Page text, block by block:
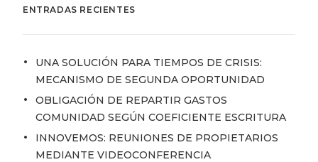
ENTRADAS RECIENTES
UNA SOLUCIÓN PARA TIEMPOS DE CRISIS:
MECANISMO DE SEGUNDA OPORTUNIDAD
OBLIGACIÓN DE REPARTIR GASTOS
COMUNIDAD SEGÚN COEFICIENTE ESCRITURA
INNOVEMOS: REUNIONES DE PROPIETARIOS
MEDIANTE VIDEOCONFERENCIA